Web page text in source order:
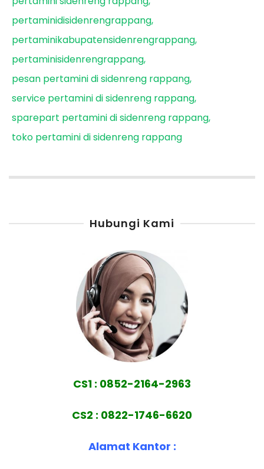
pertaminidisidenrengrappang
pertaminikabupatensidenrengrappang
pertaminisidenrengrappang
pesan pertamini di sidenreng rappang
service pertamini di sidenreng rappang
sparepart pertamini di sidenreng rappang
toko pertamini di sidenreng rappang
Hubungi Kami
CS1 : 0852-2164-2963
CS2 : 0822-1746-6620
Alamat Kantor :